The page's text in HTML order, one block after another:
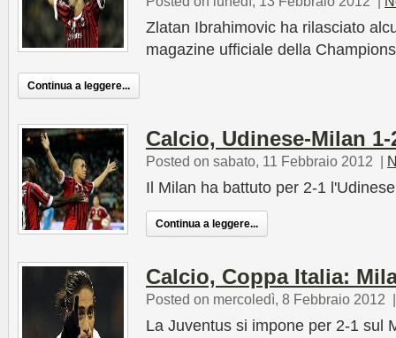
Zlatan Ibrahimovic ha rilasciato
magazine ufficiale della
Continua a leggere...
Calcio, Udinese-Milan 1-
Posted on sabato, 11 Febbraio 2012 |
Il Milan ha battuto per 2-1
Continua a leggere...
Calcio, Coppa Italia:
Posted on mercoledì, 8 Febbraio 2012
La Juventus si impone per 2-1 sul